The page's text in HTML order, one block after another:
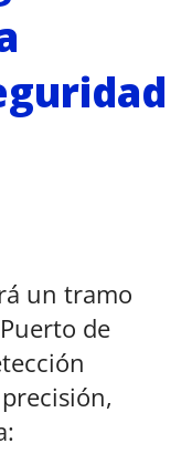
un tramo
de